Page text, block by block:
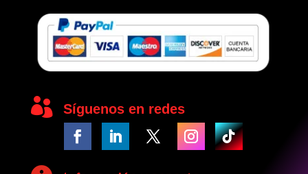
 Síguenos en redes